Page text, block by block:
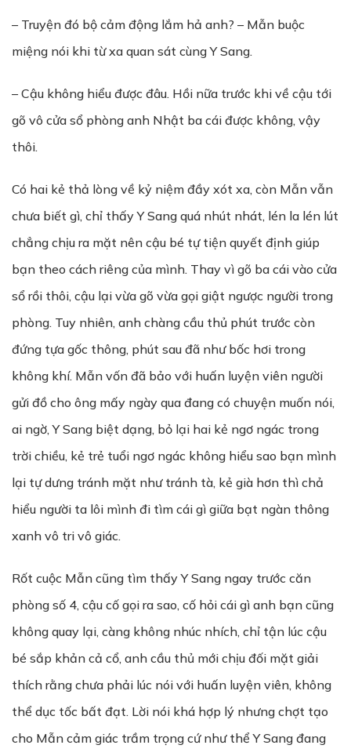
– Truyện đó bộ cảm động lắm hả anh? – Mẫn buộc
miệng nói khi từ xa quan sát cùng Y Sang.
– Cậu không hiểu được đâu. Hồi nữa trước khi về cậu tới
gõ vô cửa sổ phòng anh Nhật ba cái được không, vậy
thôi.
Có hai kẻ thả lòng về kỷ niệm đầy xót xa, còn Mẫn vẫn
chưa biết gì, chỉ thấy Y Sang quá nhút nhát, lén la lén lút
chẳng chịu ra mặt nên cậu bé tự tiện quyết định giúp
bạn theo cách riêng của mình. Thay vì gõ ba cái vào cửa
sổ rồi thôi, cậu lại vừa gõ vừa gọi giật ngược người trong
phòng. Tuy nhiên, anh chàng cầu thủ phút trước còn
đứng tựa gốc thông, phút sau đã như bốc hơi trong
không khí. Mẫn vốn đã bảo với huấn luyện viên người
gửi đồ cho ông mấy ngày qua đang có chuyện muốn nói,
ai ngờ, Y Sang biệt dạng, bỏ lại hai kẻ ngơ ngác trong
trời chiều, kẻ trẻ tuổi ngơ ngác không hiểu sao bạn mình
lại tự dưng tránh mặt như tránh tà, kẻ già hơn thì chả
hiểu người ta lôi mình đi tìm cái gì giữa bạt ngàn thông
xanh vô tri vô giác.
Rốt cuộc Mẫn cũng tìm thấy Y Sang ngay trước căn
phòng số 4, cậu cố gọi ra sao, cố hỏi cái gì anh bạn cũng
không quay lại, càng không nhúc nhích, chỉ tận lúc cậu
bé sắp khản cả cổ, anh cầu thủ mới chịu đối mặt giải
thích rằng chưa phải lúc nói với huấn luyện viên, không
thể dục tốc bất đạt. Lời nói khá hợp lý nhưng chợt tạo
cho Mẫn cảm giác trầm trọng cứ như thể Y Sang đang